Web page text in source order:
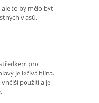
ale to by mělo být
vlasů.
pro
je léčivá hlína.
použití a je